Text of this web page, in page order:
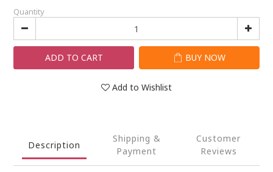
Quantity
ADD TO CART BUY NOW
Add to Wishlist
Description
Shipping &
Payment
Customer
Reviews